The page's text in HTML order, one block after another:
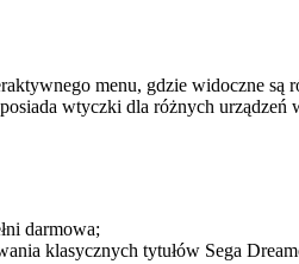
menu, gdzie widoczne
wtyczki dla różnych
darmowa;
klasycznych tytułów Sega